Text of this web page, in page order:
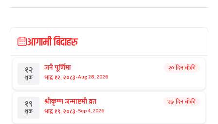
आगामी बिदाहरु
१२
शुक्र
जनै पूर्णिमा
भाद्र १२, २०८३-Aug 28, 2026
२० दिन बाँकी
१९
शुक्र
श्रीकृष्ण जन्माष्टमी व्रत
भाद्र १९, २०८३-Sep 4, 2026
२७ दिन बाँकी